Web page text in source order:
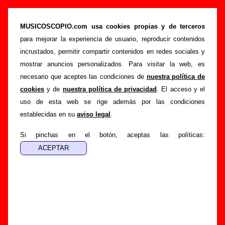
MUSICOSCOPIO.com usa cookies propias y de terceros
para mejorar la experiencia de usuario, reproducir contenidos
incrustados, permitir compartir contenidos en redes sociales y
mostrar anuncios personalizados. Para visitar la web, es
necesario que aceptes las condiciones de nuestra política de
cookies y de nuestra política de privacidad . El acceso y el
uso de esta web se rige además por las condiciones
establecidas en su aviso legal .
Si pinchas en el botón, aceptas las políticas:
Deneuve - Añadir o corregir información
Portada >Deneuve >Añadir
Si tienes información adicional, puedes enviar nueva
información o corregir la existente mediante el siguiente
formulario o escribiendo un e-mail a
guialven@musicoscopio.com.Gracias por tu
colaboración.
Nombre: